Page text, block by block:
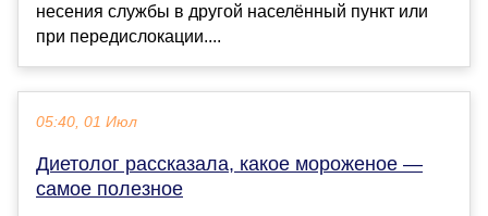
несения службы в другой населённый пункт или
при передислокации....
05:40, 01 Июл
Диетолог рассказала, какое мороженое —
самое полезное